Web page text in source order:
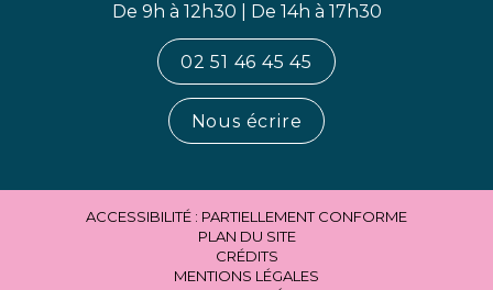
De 9h à 12h30 | De 14h à 17h30
02 51 46 45 45
Nous écrire
ACCESSIBILITÉ : PARTIELLEMENT CONFORME
PLAN DU SITE
CRÉDITS
MENTIONS LÉGALES